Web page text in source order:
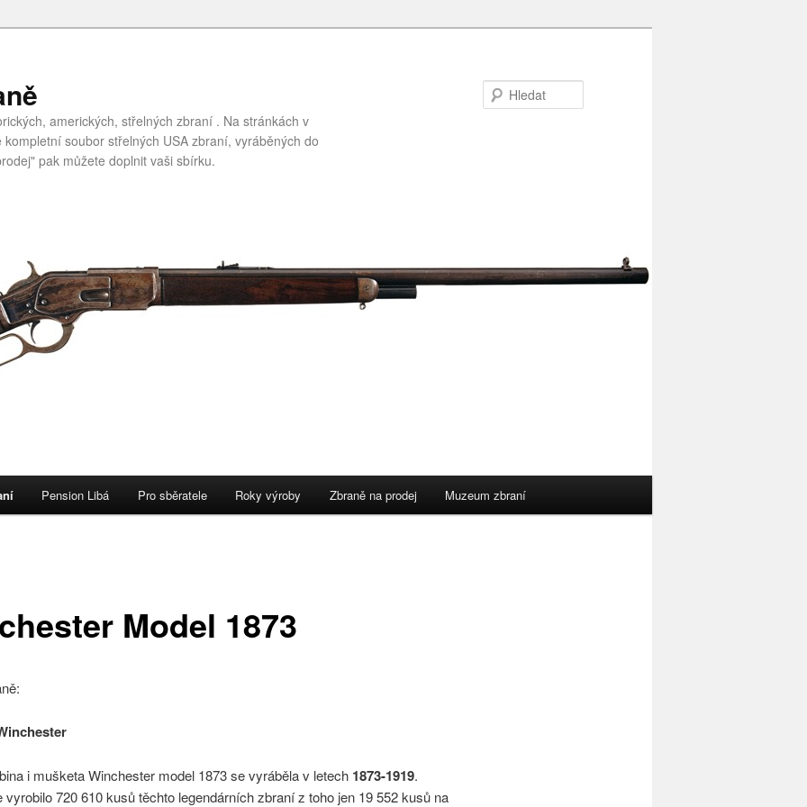
amerických, střelných zbraní . Na stránkách v
soubor střelných USA zbraní, vyráběných do
pak můžete doplnit vaši sbírku.
Pension Libá Pro sběratele Roky výroby Zbraně na prodej Muzeum zbraní
Model 1873
i mušketa Winchester model 1873 se vyráběla v letech 1873-1919.
vyrobilo 720 610 kusů těchto legendárních zbraní z toho jen 19 552 kusů na